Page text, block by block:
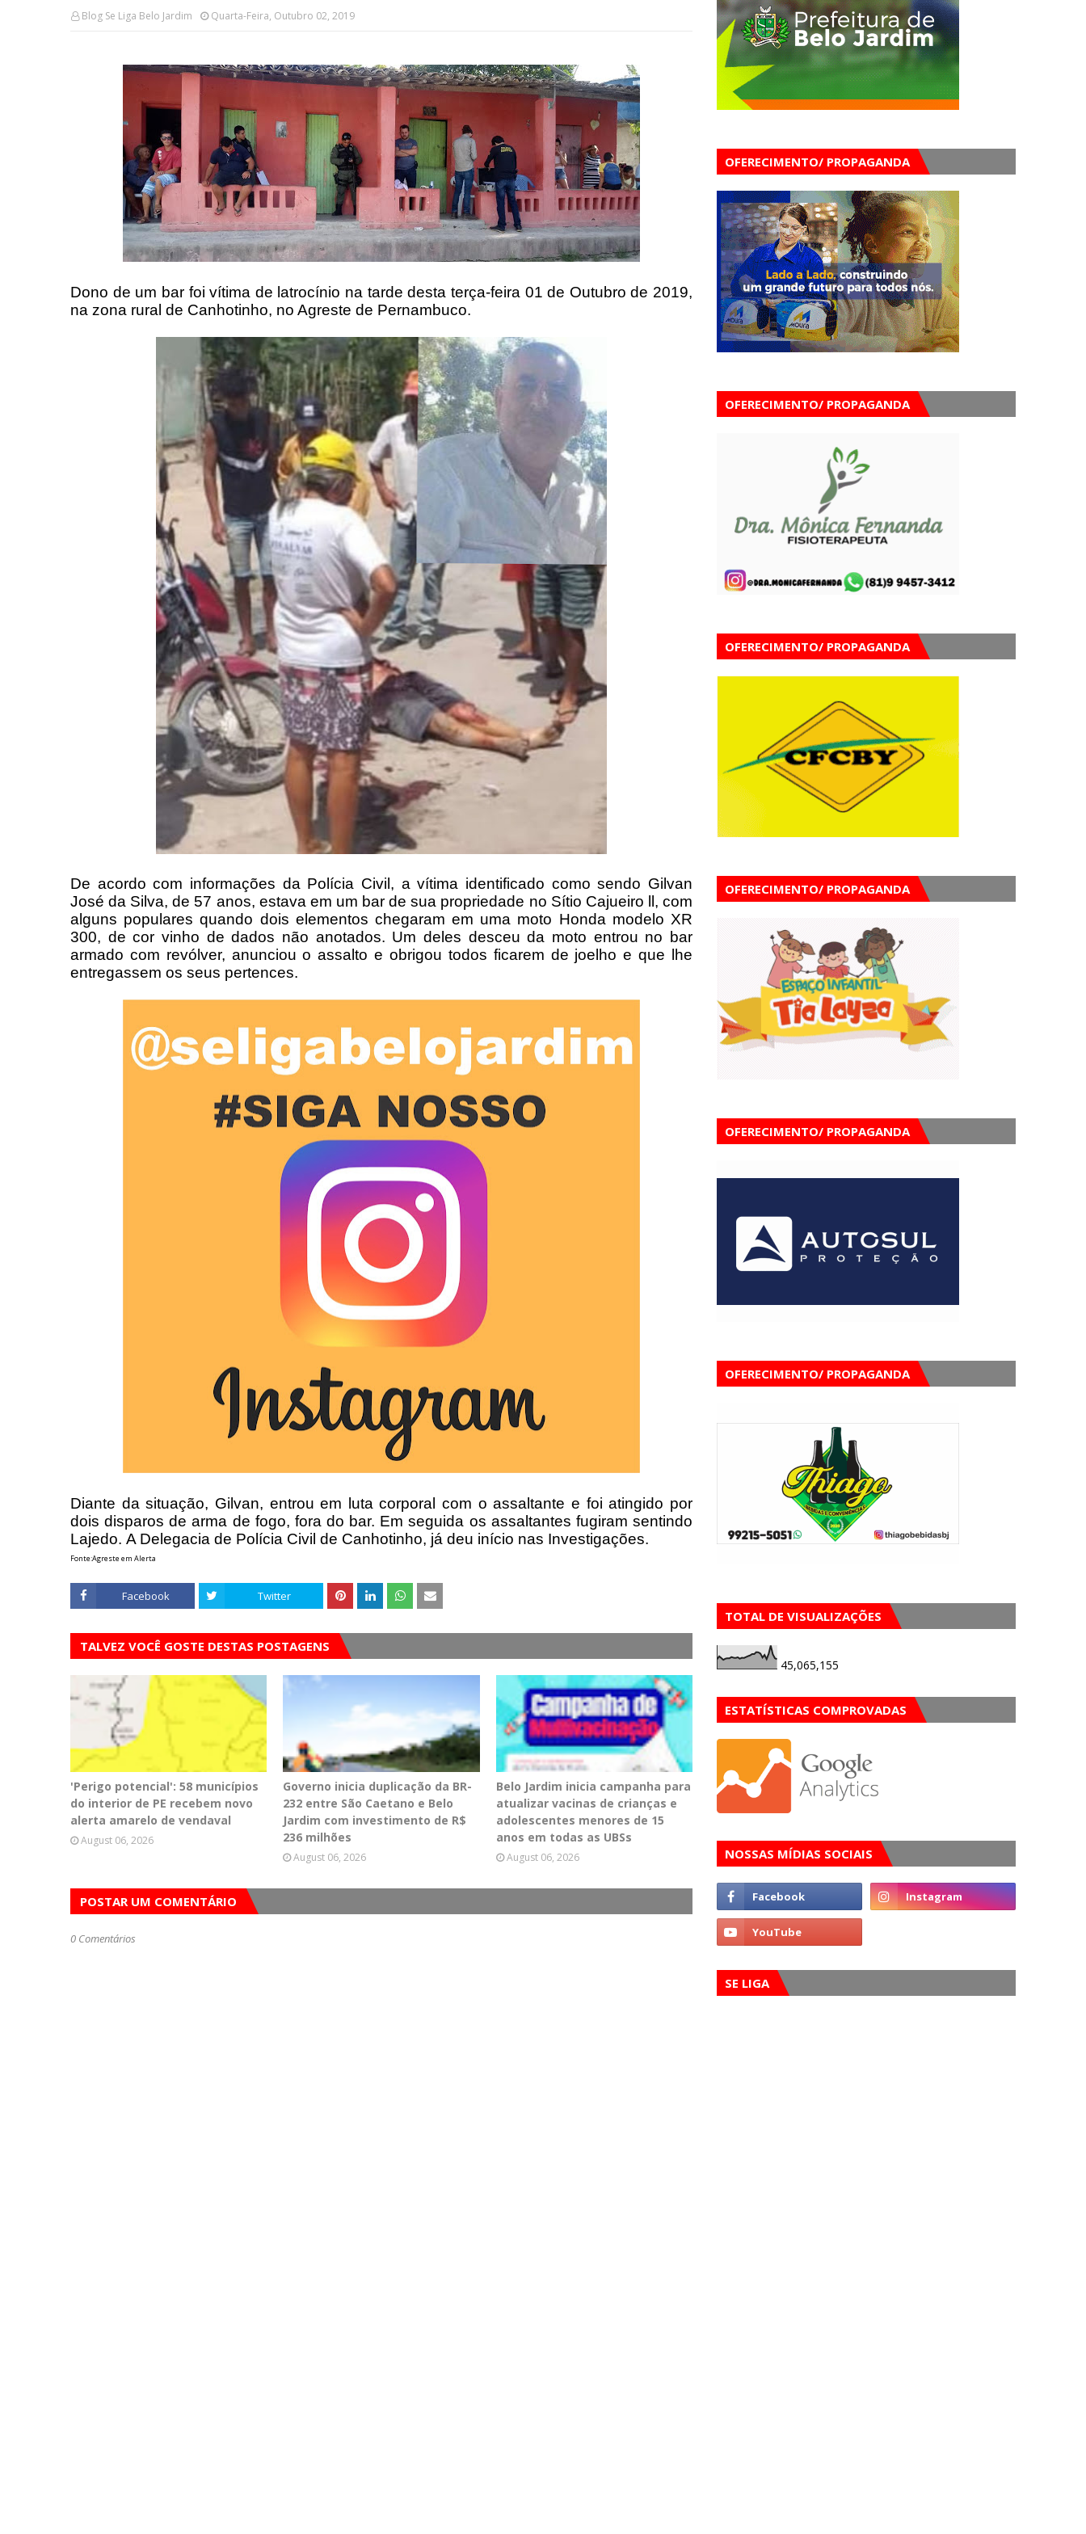
Blog Se Liga Belo Jardim Quarta-Feira, Outubro 02, 2019
Dono de um bar foi vítima de latrocínio na tarde desta terça-feira 01 de Outubro de 2019,
na zona rural de Canhotinho, no Agreste de Pernambuco.
De acordo com informações da Polícia Civil, a vítima identificado como sendo Gilvan
José da Silva, de 57 anos, estava em um bar de sua propriedade no Sítio Cajueiro ll, com
alguns populares quando dois elementos chegaram em uma moto Honda modelo XR
300, de cor vinho de dados não anotados. Um deles desceu da moto entrou no bar
armado com revólver, anunciou o assalto e obrigou todos ficarem de joelho e que lhe
entregassem os seus pertences.
Diante da situação, Gilvan, entrou em luta corporal com o assaltante e foi atingido por
dois disparos de arma de fogo, fora do bar. Em seguida os assaltantes fugiram sentindo
Lajedo. A Delegacia de Polícia Civil de Canhotinho, já deu início nas Investigações.
Fonte:Agreste em Alerta
Facebook Twitter
TALVEZ VOCÊ GOSTE DESTAS POSTAGENS
'Perigo potencial': 58 municípios
do interior de PE recebem novo
alerta amarelo de vendaval
August 06, 2026
Governo inicia duplicação da BR-
232 entre São Caetano e Belo
Jardim com investimento de R$
236 milhões
August 06, 2026
Belo Jardim inicia campanha para
atualizar vacinas de crianças e
adolescentes menores de 15
anos em todas as UBSs
August 06, 2026
POSTAR UM COMENTÁRIO
0 Comentários
OFERECIMENTO/ PROPAGANDA
OFERECIMENTO/ PROPAGANDA
OFERECIMENTO/ PROPAGANDA
OFERECIMENTO/ PROPAGANDA
OFERECIMENTO/ PROPAGANDA
OFERECIMENTO/ PROPAGANDA
TOTAL DE VISUALIZAÇÕES
45,065,155
ESTATÍSTICAS COMPROVADAS
NOSSAS MÍDIAS SOCIAIS
SE LIGA